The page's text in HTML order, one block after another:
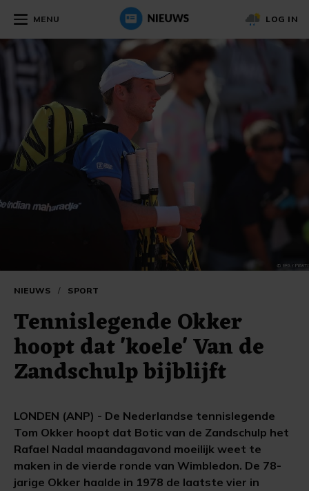
MENU LOG IN
NIEUWS / SPORT
Tennislegende Okker
hoopt dat 'koele' Van de
Zandschulp bijblijft
LONDEN (ANP) - De Nederlandse tennislegende
Tom Okker hoopt dat Botic van de Zandschulp het
Rafael Nadal maandagavond moeilijk weet te
maken in de vierde ronde van Wimbledon. De 78-
jarige Okker haalde in 1978 de laatste vier in